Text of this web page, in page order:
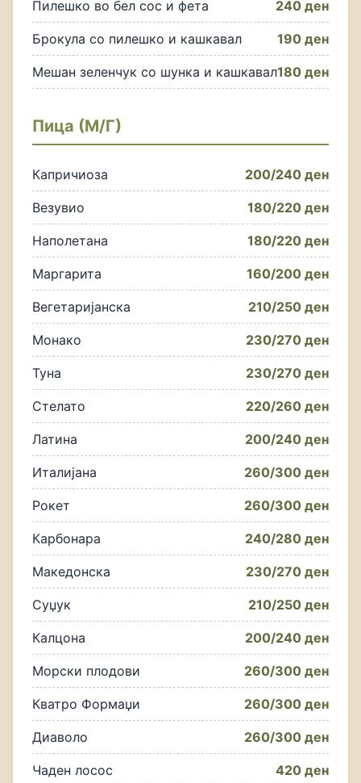
Пилешко во бел сос и фета 240 ден
Брокула со пилешко и кашкавал 190 ден
Мешан зеленчук со шунка и кашкавал180 ден
Пица (М/Г)
Капричиоза 200/240 ден
Везувио 180/220 ден
Наполетана 180/220 ден
Маргарита 160/200 ден
Вегетаријанска 210/250 ден
Монако 230/270 ден
Туна 230/270 ден
Стелато 220/260 ден
Латина 200/240 ден
Италијана 260/300 ден
Рокет 260/300 ден
Карбонара 240/280 ден
Македонска 230/270 ден
Суџук 210/250 ден
Калцона 200/240 ден
Морски плодови 260/300 ден
Кватро Формаџи 260/300 ден
Диаволо 260/300 ден
Чаден лосос 420 ден